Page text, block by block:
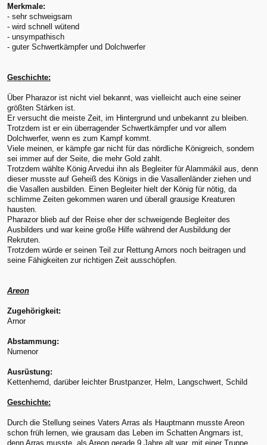
Merkmale:
- sehr schweigsam
- wird schnell wütend
- unsympathisch
- guter Schwertkämpfer und Dolchwerfer
Geschichte:
Über Pharazor ist nicht viel bekannt, was vielleicht auch eine seiner
größten Stärken ist.
Er versucht die meiste Zeit, im Hintergrund und unbekannt zu bleiben.
Trotzdem ist er ein überragender Schwertkämpfer und vor allem
Dolchwerfer, wenn es zum Kampf kommt.
Viele meinen, er kämpfe gar nicht für das nördliche Königreich, sondern
sei immer auf der Seite, die mehr Gold zahlt.
Trotzdem wählte König Arvedui ihn als Begleiter für Alammákil aus, denn
dieser musste auf Geheiß des Königs in die Vasallenländer ziehen und
die Vasallen ausbilden. Einen Begleiter hielt der König für nötig, da
schlimme Zeiten gekommen waren und überall grausige Kreaturen
hausten.
Pharazor blieb auf der Reise eher der schweigende Begleiter des
Ausbilders und war keine große Hilfe während der Ausbildung der
Rekruten.
Trotzdem würde er seinen Teil zur Rettung Arnors noch beitragen und
seine Fähigkeiten zur richtigen Zeit ausschöpfen.
Areon
Zugehörigkeit:
Arnor
Abstammung:
Numenor
Ausrüstung:
Kettenhemd, darüber leichter Brustpanzer, Helm, Langschwert, Schild
Geschichte:
Durch die Stellung seines Vaters Arras als Hauptmann musste Areon
schon früh lernen, wie grausam das Leben im Schatten Angmars ist,
denn Arras musste, als Areon gerade 9 Jahre alt war, mit einer Truppe